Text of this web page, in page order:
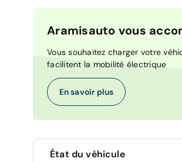
Aramisauto vous
Vous souhaitez charger votre
facilitent la mobilité électrique
En savoir plus
État du véhicule